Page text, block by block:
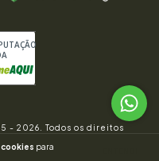
para
- 2026. Todos os direitos